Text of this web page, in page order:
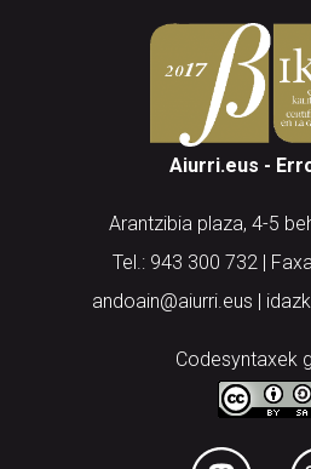
Aiurri.eus -
Arantzibia plaza, 4-5
Tel.: 943 300 732 |
andoain@aiurri.eus |
Codesyntaxek